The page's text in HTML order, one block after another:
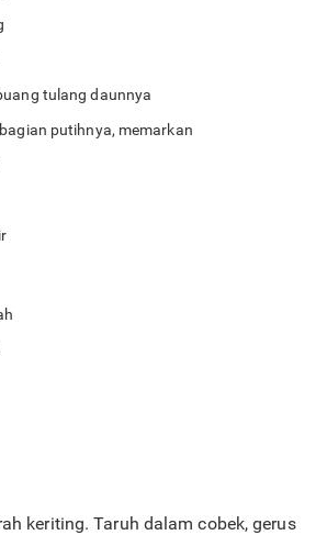
tulang daunnya
putihnya, memarkan
keriting. Taruh dalam cobek, gerus